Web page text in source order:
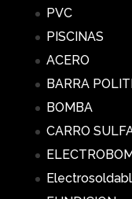
PVC
PISCINAS
ACERO
BARRA
BOMBA
CARRO